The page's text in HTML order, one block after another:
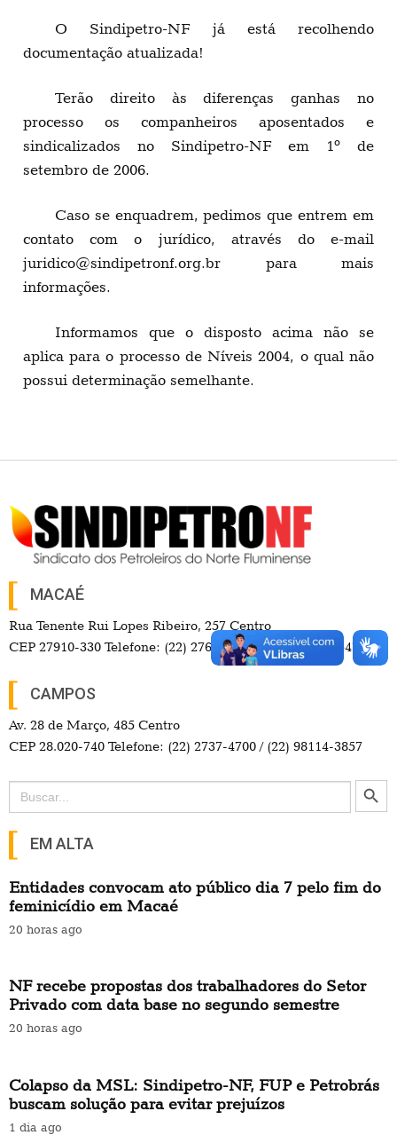
O Sindipetro-NF já está recolhendo
documentação atualizada!
Terão direito às diferenças ganhas no
processo os companheiros aposentados e
sindicalizados no Sindipetro-NF em 1º de
setembro de 2006.
Caso se enquadrem, pedimos que entrem em
contato com o jurídico, através do e-mail
juridico@sindipetronf.org.br para mais
informações.
Informamos que o disposto acima não se
aplica para o processo de Níveis 2004, o qual não
possui determinação semelhante.
MACAÉ
Rua Tenente Rui Lopes Ribeiro, 257 Centro
CEP 27910-330 Telefone: (22) 2765-9550 / (22) 99742-3547
CAMPOS
Av. 28 de Março, 485 Centro
CEP 28.020-740 Telefone: (22) 2737-4700 / (22) 98114-3857
Search
for:
Search Button
EM ALTA
Entidades convocam ato público dia 7 pelo fim do
feminicídio em Macaé
20 horas ago
NF recebe propostas dos trabalhadores do Setor
Privado com data base no segundo semestre
20 horas ago
Colapso da MSL: Sindipetro-NF, FUP e Petrobrás
buscam solução para evitar prejuízos
1 dia ago